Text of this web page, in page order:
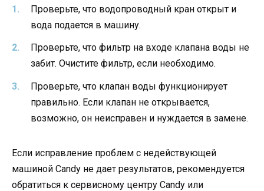
Проверьте, что водопроводный кран открыт и
вода подается в машину.
Проверьте, что фильтр на входе клапана воды не
забит. Очистите фильтр, если необходимо.
Проверьте, что клапан воды функционирует
правильно. Если клапан не открывается,
возможно, он неисправен и нуждается в замене.
Если исправление проблем с недействующей
машиной Candy не дает результатов, рекомендуется
обратиться к сервисному центру Candy или